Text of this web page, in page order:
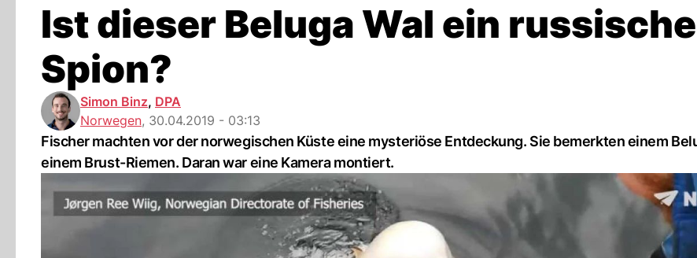
Ist dieser Beluga Wal ein
Spion?
Simon Binz, DPA
Norwegen, 30.04.2019 - 03:13
Fischer machten vor der norwegischen Küste eine mysteriöse Entdeckung. Sie bemerkten einem
einem Brust-Riemen. Daran war eine Kamera montiert.